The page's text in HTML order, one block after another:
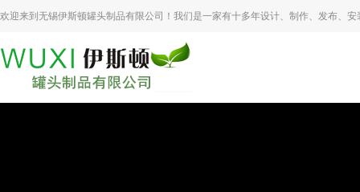
欢迎来到无锡伊斯顿罐头制品有限公司！我们是一家有十多年设计、制作、发布、